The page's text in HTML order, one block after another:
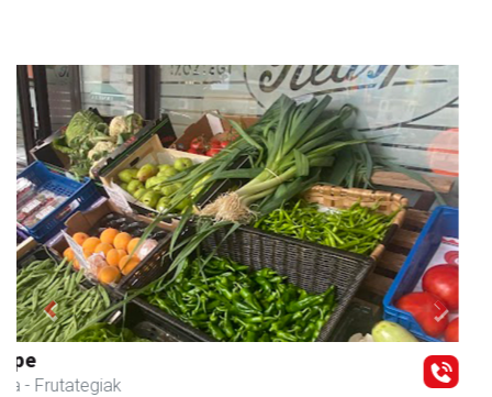
Barn trasteleku eta biltegi txikien alokairua
Urnieta - Trastelekuak
Previous Next